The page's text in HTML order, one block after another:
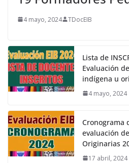
4 mayo, 2024 TDocEIB
Lista de
Evaluación
indígena u
4 mayo, 2024
Cronograma
evaluación
Originarias
17 abril, 2024